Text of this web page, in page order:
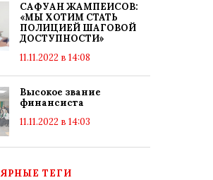
САФУАН ЖАМПЕИСОВ:
«МЫ ХОТИМ СТАТЬ
ПОЛИЦИЕЙ ШАГОВОЙ
ДОСТУПНОСТИ»
11.11.2022 в 14:08
Высокое звание
финансиста
11.11.2022 в 14:03
ТЕГИ